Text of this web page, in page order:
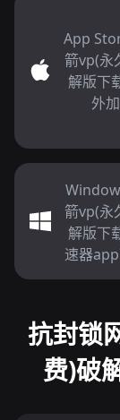
App
箭vp(永
解版下
外
箭vp(永
解版下
速器
抗封锁
费)破